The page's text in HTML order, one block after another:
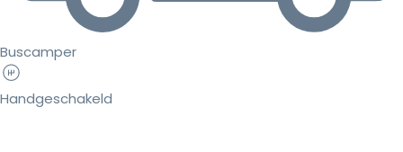
Buscamper
Handgeschakeld